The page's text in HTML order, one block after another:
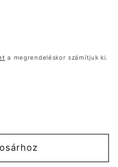
a megrendeléskor számítjuk ki.